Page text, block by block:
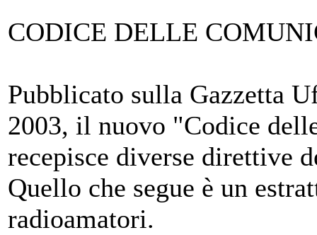
CODICE DELLE
Pubblicato sulla Gazzetta
2003, il nuovo "Codice
recepisce diverse direttive
Quello che segue è un
radioamatori.